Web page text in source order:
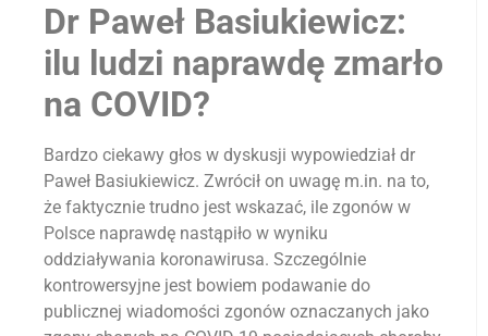
Dr Paweł Basiukiewicz:
ilu ludzi naprawdę zmarło
na COVID?
Bardzo ciekawy głos w dyskusji wypowiedział dr
Paweł Basiukiewicz. Zwrócił on uwagę m.in. na to,
że faktycznie trudno jest wskazać, ile zgonów w
Polsce naprawdę nastąpiło w wyniku
oddziaływania koronawirusa. Szczególnie
kontrowersyjne jest bowiem podawanie do
publicznej wiadomości zgonów oznaczanych jako